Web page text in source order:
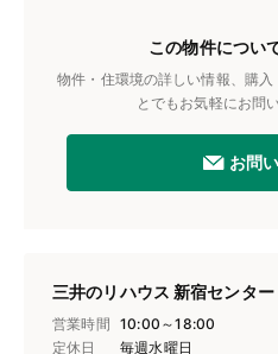
この物件につい
物件・住環境の詳しい情報、購
とでもお気軽にお問
お問
三井のリハウス 新宿センター
営業時間 10:00～18:00
定休日
毎週水曜日